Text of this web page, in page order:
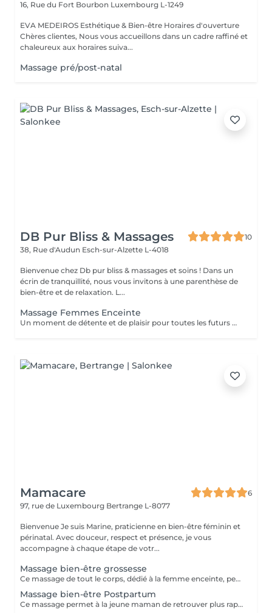
16, Rue du Fort Bourbon Luxembourg L-1249
EVA MEDEIROS Esthétique & Bien-être Horaires d'ouverture
Chères clientes, Nous vous accueillons dans un cadre raffiné et
chaleureux aux horaires suiva...
Massage pré/post-natal
DB Pur Bliss & Massages
10
38, Rue d'Audun Esch-sur-Alzette L-4018
Bienvenue chez Db pur bliss & massages et soins ! Dans un
écrin de tranquillité, nous vous invitons à une parenthèse de
bien-être et de relaxation. L...
Massage Femmes Enceinte
Un moment de détente et de plaisir pour toutes les futurs mamans. Ce massage soulage les tensions musculaires et nerveuse due à la grossesse. Il permet aux futurs mamans de s'octroyer un moment de pure détente et d'évasion . Vous repartirez Détendu et légère .
Mamacare
6
97, rue de Luxembourg Bertrange L-8077
Bienvenue Je suis Marine, praticienne en bien-être féminin et
périnatal. Avec douceur, respect et présence, je vous
accompagne à chaque étape de votr...
Massage bien-être grossesse
Ce massage de tout le corps, dédié à la femme enceinte, permet de soulager les maux de la grossesse et de détendre le corps et l'esprit. Il permet d'apprivoiser en douceur les lignes d'un corps en transformation, de se préparer en toute sérénité à l'accouchement et à la maternité. Mélange de techniques de massage bien-être et de points énergétiques, ce massage s'adapte aux besoins spécifiques de chaque femme et de chaque étape de la grossesse : le choix des manuvres est personnalisé pour créer un moment de détente unique. Ce massage peut se pratiquer à partir du 2e trimestre de grossesse. La séance est composée d'un temps d'échange, pour que nous fassions connaissance et que vous puissiez me communiquer vos besoins, puis du massage en lui-même, qui dure environ 50 minutes.
Massage bien-être Postpartum
Ce massage permet à la jeune maman de retrouver plus rapidement son équilibre, en apportant une sensation de bien-être intense, de la tête aux pieds. Grâce à un protocole unique mêlant techniques de massage bien-être et points d'acupression de médecine chinoise, ce massage réunifie et rééquilibre l'énergie du bassin, replace doucement les organes du ventre, stimule la vitalité, soulage les tensions et décongestionne les jambes lourdes. Il apaise le stress, permet de ressentir les contours de son corps en douceur et de s'y sentir bien. Ce massage s'adapte et se module selon les besoins : le choix des manuvres est personnalisé afin de répondre au mieux aux besoins spécifiques de chaque cliente. EN OPTION : Le serrage à l'aide d'un rebozo (tissu au tissage particulier, venant du Mexique) permet notamment au bassin de se replacer doucement, de soulager les douleurs ligamentaires ou articulaires résiduelles de la grossesse, et aide les organes et l'utérus à reprendre leur taille et position initiales.